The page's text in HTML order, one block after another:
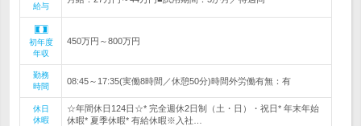
給与
初年度
年収
450万円～800万円
勤務
時間
08:45～17:35(実働8時間／休憩50分)時間外労働有無：有
休日
休暇
☆年間休日124日☆* 完全週休2日制（土・日）・祝日* 年末年始
休暇* 夏季休暇* 有給休暇※入社…